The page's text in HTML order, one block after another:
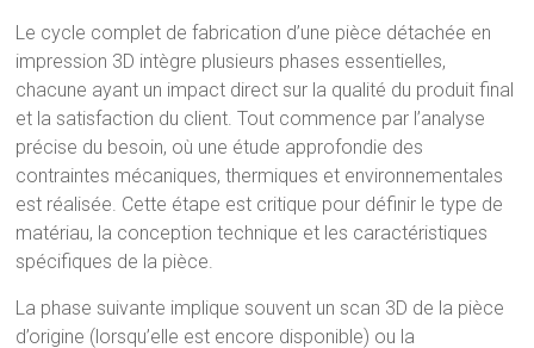
Le cycle complet de fabrication d’une pièce détachée en
impression 3D intègre plusieurs phases essentielles,
chacune ayant un impact direct sur la qualité du produit final
et la satisfaction du client. Tout commence par l’analyse
précise du besoin, où une étude approfondie des
contraintes mécaniques, thermiques et environnementales
est réalisée. Cette étape est critique pour définir le type de
matériau, la conception technique et les caractéristiques
spécifiques de la pièce.
La phase suivante implique souvent un scan 3D de la pièce
d’origine (lorsqu’elle est encore disponible) ou la